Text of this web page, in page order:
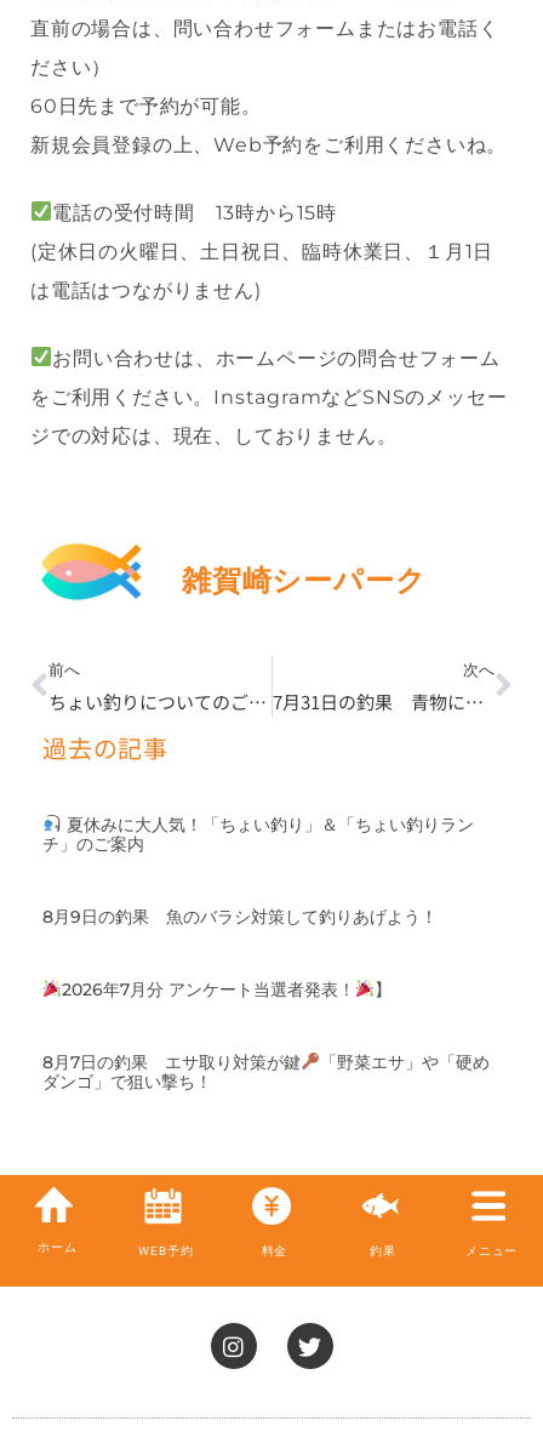
直前の場合は、問い合わせフォームまたはお電話く
ださい）
60日先まで予約が可能。
新規会員登録の上、Web予約をご利用くださいね。
電話の受付時間 13時から15時
(定休日の火曜日、土日祝日、臨時休業日、１月1日
は電話はつながりません)
お問い合わせは、ホームページの問合せフォーム
をご利用ください。InstagramなどSNSのメッセー
ジでの対応は、現在、しておりません。
雑賀崎シーパーク
Prev
前へ
ちょい釣りについてのご案内
次へ
7月31日の釣果 青物にはきびなごや血漬カツオ
過去の記事
夏休みに大人気！「ちょい釣り」＆「ちょい釣りラン
チ」のご案内
8月9日の釣果 魚のバラシ対策して釣りあげよう！
2026年7月分 アンケート当選者発表！ 】
8月7日の釣果 エサ取り対策が鍵
「野菜エサ」や「硬め
ダンゴ」で狙い撃ち！
ホーム WEB予約 料金 釣果 メニュー
I
n
a
T
w
t